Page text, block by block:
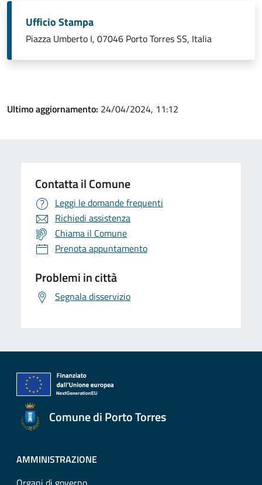
Ufficio Stampa
Piazza Umberto I, 07046 Porto Torres SS, Italia
Ultimo aggiornamento: 24/04/2024, 11:12
Contatta il Comune
Leggi le domande frequenti
Richiedi assistenza
Chiama il Comune
Prenota appuntamento
Problemi in città
Segnala disservizio
Comune di Porto Torres
AMMINISTRAZIONE